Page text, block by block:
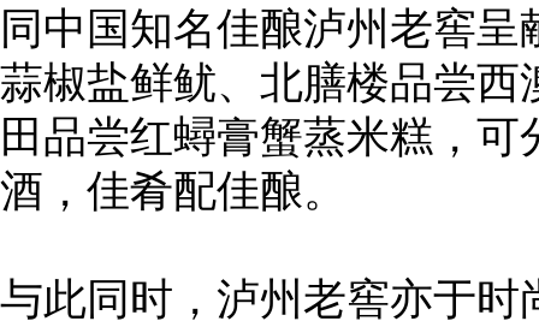
同中国知名佳酿泸州老窖
蒜椒盐鲜鱿、北膳楼品尝
田品尝红蟳膏蟹蒸米糕，
酒，佳肴配佳酿。
与此同时，泸州老窖亦于